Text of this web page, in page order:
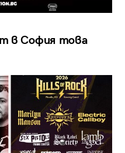
в София това